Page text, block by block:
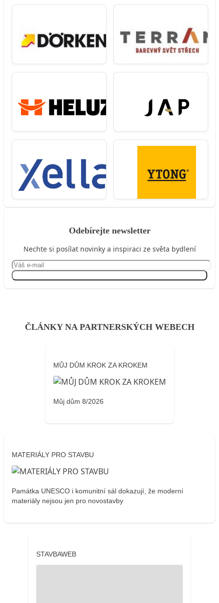
Odebírejte newsletter
Nechte si posílat novinky a inspiraci ze světa bydlení
ČLÁNKY NA PARTNERSKÝCH WEBECH
MŮJ DŮM KROK ZA KROKEM
Můj dům 8/2026
MATERIÁLY PRO STAVBU
Památka UNESCO i komunitní sál dokazují, že moderní
materiály nejsou jen pro novostavby
STAVBAWEB